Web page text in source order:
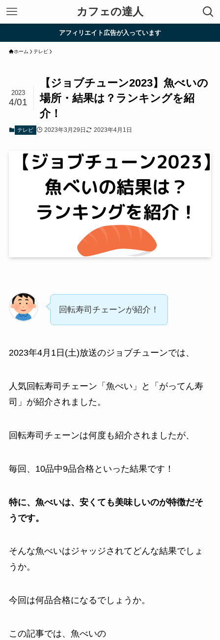
カフェの達人
アフィリエイト広告が入っています
ホーム テレビ
【ジョブチューン2023】魚べいの
場所・結果は？ランキングを紹
介！
2023
4/01
テレビ 2023年3月29日 2023年4月1日
回転寿司チェーンが紹介！
2023年4月1日(土)放送のジョブチューンでは、
人気回転寿司チェーン「魚べい」と「がってん寿
司」が紹介されました。
回転寿司チェーンは何度も紹介されましたが、
毎回、10品中9品合格といった結果です！
特に、魚べいは、安くても美味しいのが特徴だそ
うです。
そんな魚べいはジャッジされてどんな結果でしょ
うか。
今回は何品合格になるでしょうか。
この記事では、魚べいの